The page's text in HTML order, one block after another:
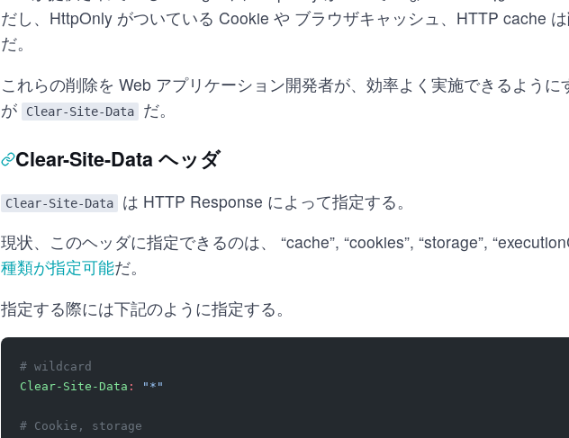
だし、HttpOnly がついている Cookie や ブラウザキャッシュ、HTTP cache
だ。
これらの削除を Web アプリケーション開発者が、効率よく実施できるように
が
Clear-Site-Data だ。
Clear-Site-Data ヘッダ
Clear-Site-Data は HTTP Response によって指定する。
現状、このヘッダに指定できるのは、 “cache”, “cookies”, “storage”,
種類が指定可能だ。
指定する際には下記のように指定する。
# wildcard
Clear-Site-Data : "*"
# Cookie, storage